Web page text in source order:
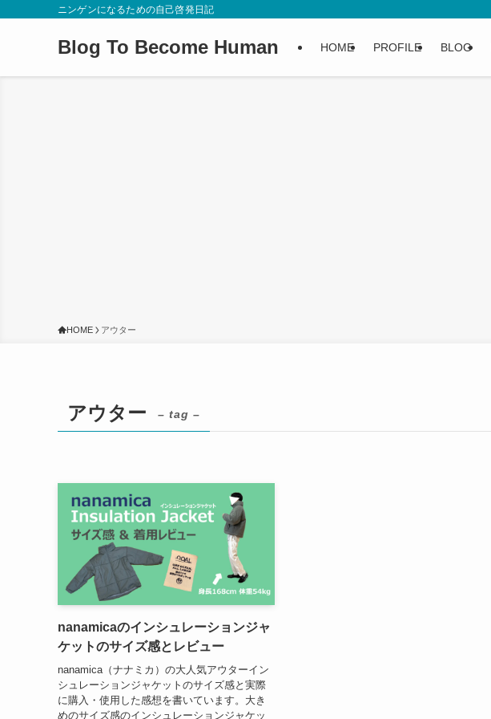
ニンゲンになるための自己啓発日記
Blog To Become Human HOME PROFILE BLOG
HOME アウター
アウター – tag –
nanamicaのインシュレーションジャ
ケットのサイズ感とレビュー
nanamica（ナナミカ）の大人気アウターイン
シュレーションジャケットのサイズ感と実際
に購入・使用した感想を書いています。大き
めのサイズ感のインシュレーションジャケッ